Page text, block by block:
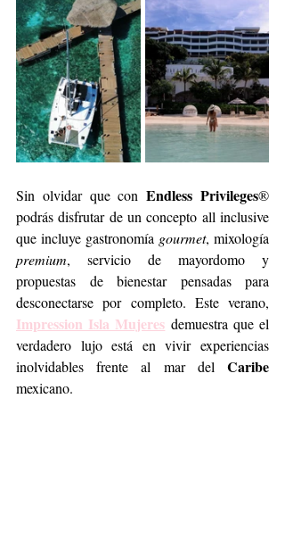
Sin olvidar que con Endless Privileges®
podrás disfrutar de un concepto all inclusive
que incluye gastronomía gourmet
premium, servicio de mayordomo y
propuestas de bienestar pensadas para
Impression Isla Mujeres demuestra que el
verdadero lujo está en vivir experiencias
inolvidables frente al mar del Caribe
mexicano.